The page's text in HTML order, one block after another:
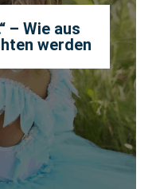
– Wie aus
werden